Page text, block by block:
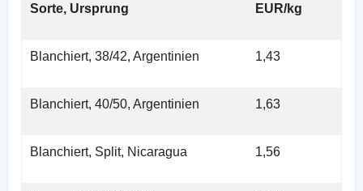
Sorte, Ursprung EUR/kg
Blanchiert, 38/42, Argentinien 1,43
Blanchiert, 40/50, Argentinien 1,63
Blanchiert, Split, Nicaragua 1,56